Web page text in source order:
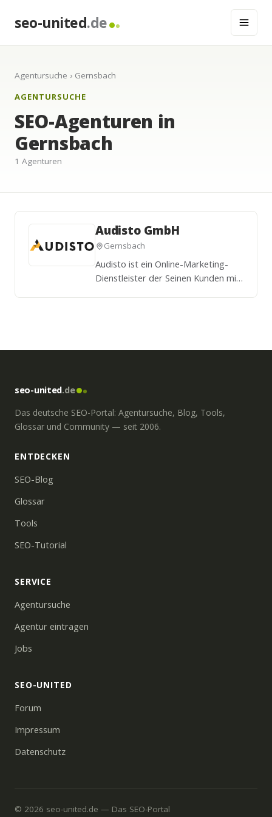
seo-united.de
Agentursuche › Gernsbach
AGENTURSUCHE
SEO-Agenturen in
Gernsbach
1 Agenturen
Audisto GmbH
Gernsbach
Audisto ist ein Online-Marketing-
Dienstleister der Seinen Kunden mit
seo-united.de
Das deutsche SEO-Portal: Agentursuche, Blog, Tools,
Glossar und Community — seit 2006.
ENTDECKEN
SEO-Blog
Glossar
Tools
SEO-Tutorial
SERVICE
Agentursuche
Agentur eintragen
Jobs
SEO-UNITED
Forum
Impressum
Datenschutz
© 2026 seo-united.de — Das SEO-Portal